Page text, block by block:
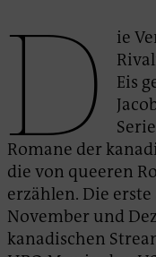
D
ie
Eis
Romane der
die von queeren
erzählen. Die
November und
kanadischen